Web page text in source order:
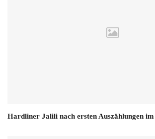
Hardliner Jalili nach ersten Auszählungen